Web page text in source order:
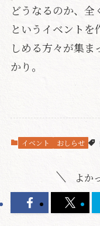
どうなるのか、
というイベント
しめる方々が集
かり。
イベント おしらせ
よか